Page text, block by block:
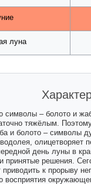
луна
– болото и
тяжёлым.
и болото – символы
олицетворяет
день луны в
принятые решения.
к прорыву